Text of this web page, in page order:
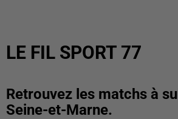
LE FIL SPORT 77
Retrouvez les matchs à
Seine-et-Marne.